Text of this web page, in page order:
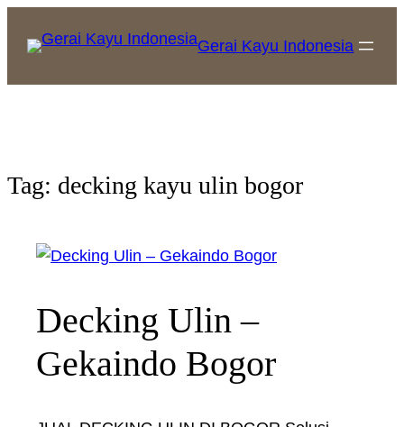
Gerai Kayu Indonesia
Tag: decking kayu ulin bogor
Decking Ulin –
Gekaindo Bogor